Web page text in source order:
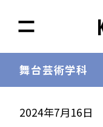
舞台芸術学科
2024年7月16日